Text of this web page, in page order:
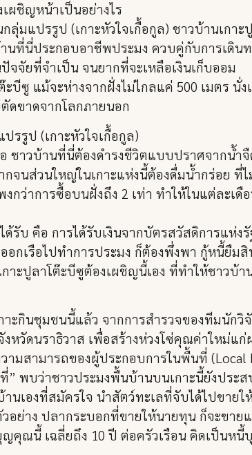
ผชิญหน้าเป็นอย่างไร
ลุ่มแปรรูป (เกาะหัวใจเกื้อกูล) ชาวบ้านเกา
นที่นี่ประกอบอาชีพประมง ควบคู่กับการเดิน
จจัยที่จำเป็น จนยากที่จะเหลือเงินเก็บออม
บีซู แม้จะห่างจากฝั่งไม่ไกลแค่ 500 เมตร นั่
ดขาดจากโลกภายนอก
รรูป (เกาะหัวใจเกื้อกูล)
ชาวบ้านที่นี่ต้องดำรงชีวิตแบบปราศจากน้
จนส่วนใหญ่ในเกาะแห่งนี้ต้องดื่มน้ำกร่อย
ว่าการซื้อบนฝั่งถึง 2 เท่า ทำให้ในแต่ละเ
รับ คือ การได้รับเงินจากบัตรสวัสดิการแห่
อกเรือไปทำการประมง ก็ต้องพึ่งพา กู้หนี้ยื
าะปูลาโต๊ะบีซูต้องเผชิญนี้เอง ที่ทำให้ชาว
ะกินชุมชนนี้แล้ว จากการสำรวจของทีมนักวิ
หวัดนราธิวาส เพื่อสร้างห่วงโซ่คุณค่าใหม่
มสามารถของผู้ประกอบการในพื้นที่
” พบว่าชาวประมงพื้นบ้านบนเกาะนี้ยังประ
นเองที่สมัครใจ นำสัตว์ทะเลที่จับได้ไปขา
อย่าง ปลากระบอกที่ขายให้นายทุน ก็จะขา
ญคุณนี้ เฉลี่ยถึง 10 ปี ต่อครัวเรือน คิดเป็นห